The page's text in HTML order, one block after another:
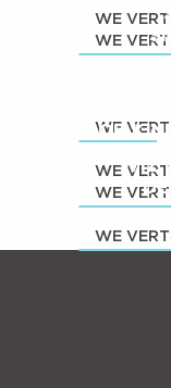
WE
WE
WE
WE
WE
VOOR
WIZ
WE